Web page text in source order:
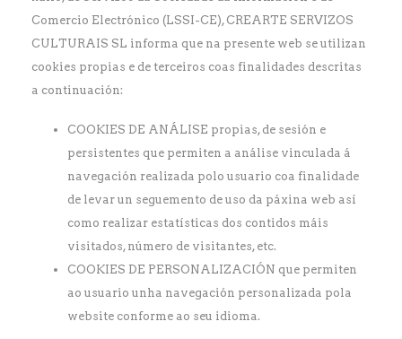
Comercio Electrónico (LSSI-CE), CREARTE SERVIZOS
CULTURAIS SL informa que na presente web se utilizan
cookies propias e de terceiros coas finalidades descritas
a continuación:
COOKIES DE ANÁLISE propias, de sesión e
persistentes que permiten a análise vinculada á
navegación realizada polo usuario coa finalidade
de levar un seguemento de uso da páxina web así
como realizar estatísticas dos contidos máis
visitados, número de visitantes, etc.
COOKIES DE PERSONALIZACIÓN que permiten
ao usuario unha navegación personalizada pola
website conforme ao seu idioma.